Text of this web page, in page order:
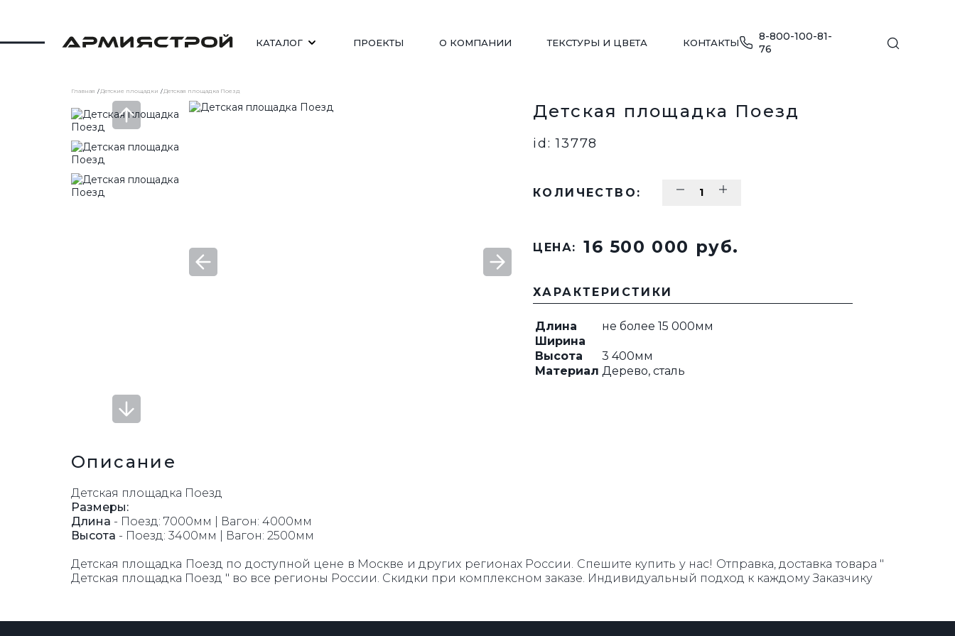
КАТАЛОГ
WORKOUT
КАЧЕЛИ
ДЛЯ ОБЩЕСТВЕННЫХ ЗОН
ПРОЕКТЫ О КОМПАНИИ ТЕКСТУРЫ И ЦВЕТА КОНТАКТЫ
8-800-100-81-
76
Главная Детские площадки Детская площадка Поезд
Описание
Детская площадка Поезд
Размеры:
Длина - Поезд: 7000мм | Вагон: 4000мм
Высота - Поезд: 3400мм | Вагон: 2500мм
Детская площадка Поезд
id: 13778
КОЛИЧЕСТВО:
ЦЕНА: 16 500 000 pуб.
ХАРАКТЕРИСТИКИ
Длина
не более 15 000мм
Ширина
Высота
3 400мм
Материал Дерево, сталь
Детская площадка Поезд по доступной цене в Москве и других регионах России. Спешите купить у нас! Отправка, доставка товара "
Детская площадка Поезд " во все регионы России. Скидки при комплексном заказе. Индивидуальный подход к каждому Заказчику